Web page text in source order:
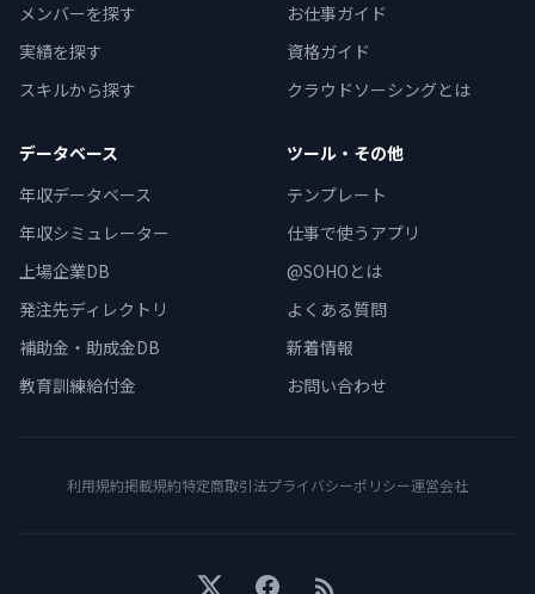
メンバーを探す
実績を探す
スキルから探す
お仕事ガイド
資格ガイド
クラウドソーシングとは
データベース
年収データベース
年収シミュレーター
上場企業DB
発注先ディレクトリ
補助金・助成金DB
教育訓練給付金
ツール・その他
テンプレート
仕事で使うアプリ
@SOHOとは
よくある質問
新着情報
お問い合わせ
利用規約掲載規約特定商取引法プライバシーポリシー運営会社
X Facebook
RSS